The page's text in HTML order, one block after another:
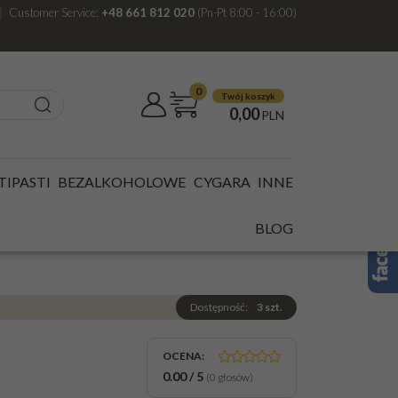
Customer Service: +48 661 812 020 (Pn-Pt 8:00 - 16:00)
0 Twój koszyk
0,00 PLN
BEZALKOHOLOWE CYGARA INNE
BLOG
SUPERIOR 0,7L
Dostępność: 3 szt.
OCENA:
0.00/5 (0 głosów)